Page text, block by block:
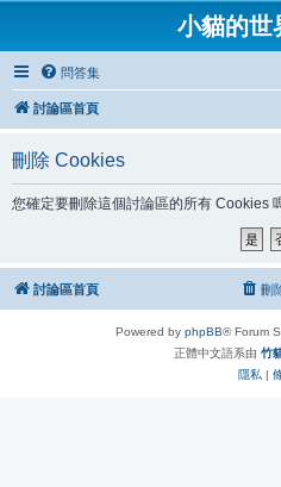
小貓的世
問答集
討論區首頁
刪除 Cookies
您確定要刪除這個討論區的所有 Cookies
討論區首頁 刪
Powered by phpBB® Forum
正體中文語系由 竹
隱私 |